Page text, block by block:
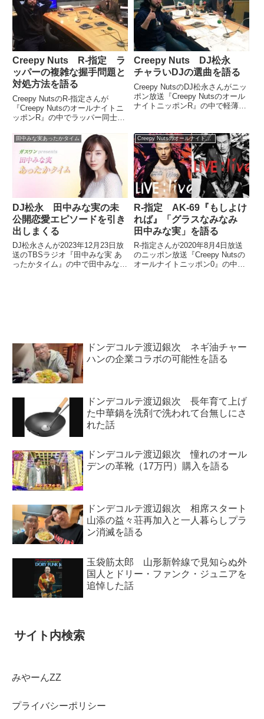
そこで感じた嵐の優しさについて
話していま...
Creepy Nuts R-指定 ラ
ッパーの複雑な握手問題と
対処方法を語る
Creepy NutsのR-指定さんが
『Creepy Nutsのオールナイトニ
ッポンR』の中でラッパー同士の
混乱しがちな握手のシーンでスマ
ートに振る舞う対処方法を紹介し
ていました。『Creepy Nutsのオ
ー...
Creepy Nuts DJ松永
チャラいDJの選曲を語る
Creepy NutsのDJ松永さんがニッ
ポン放送『Creepy Nutsのオール
ナイトニッポンR』の中で軽薄で
て、具体的な曲を挙げながら紹介
していました。「Creepy Nuts
の...
田中みな実あったかタイム
DJ松永 田中みな実の未
公開恋愛エピソードを引き
出しまくる
DJ松永さんが2023年12月23日放
送のTBSラジオ『田中みな実 あ
ったかタイム』の中で田中みな実
Creepy Nutsのオールナイトニッポン0
R-指定 AK-69『もしよけ
れば』「グラスなみなみ
田中みな実」を語る
R-指定さんが2020年8月4日放送
のニッポン放送『Creepy Nutsの
オールナイトニッポン0』の中で
ドンデコルテ渡辺銀次 ネギ油チャー
ハンの企業コラボの可能性を語る
ドンデコルテ渡辺銀次 長年育て上げ
た中華鍋を洗剤で洗われて台無しにさ
れた話
ドンデコルテ渡辺銀次 憧れのオール
デンの革靴（17万円）購入を語る
ドンデコルテ渡辺銀次 相席スタート
山添の益々荘再加入と一人暮らしプラ
ン消滅を語る
玉袋筋太郎 山形新幹線で見知らぬ外
国人とドリー・ファンク・ジュニアを
追悼した話
サイト内検索
みやーんZZ
プライバシーポリシー